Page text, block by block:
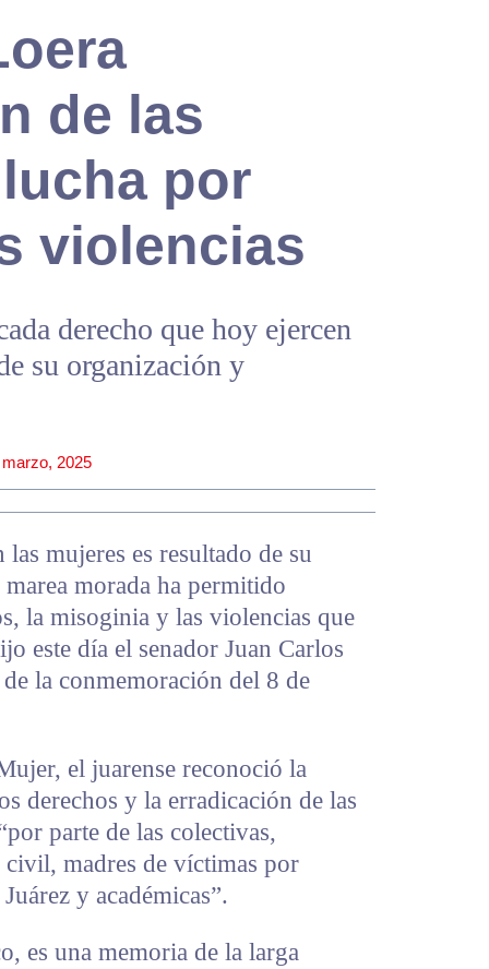
de las
por
violencias
derecho que hoy ejercen
su organización y
2025
mujeres es resultado de su
morada ha permitido
la misoginia y las violencias que
este día el senador Juan Carlos
la conmemoración del 8 de
el juarense reconoció la
derechos y la erradicación de las
parte de las colectivas,
civil, madres de víctimas por
y académicas”.
es una memoria de la larga